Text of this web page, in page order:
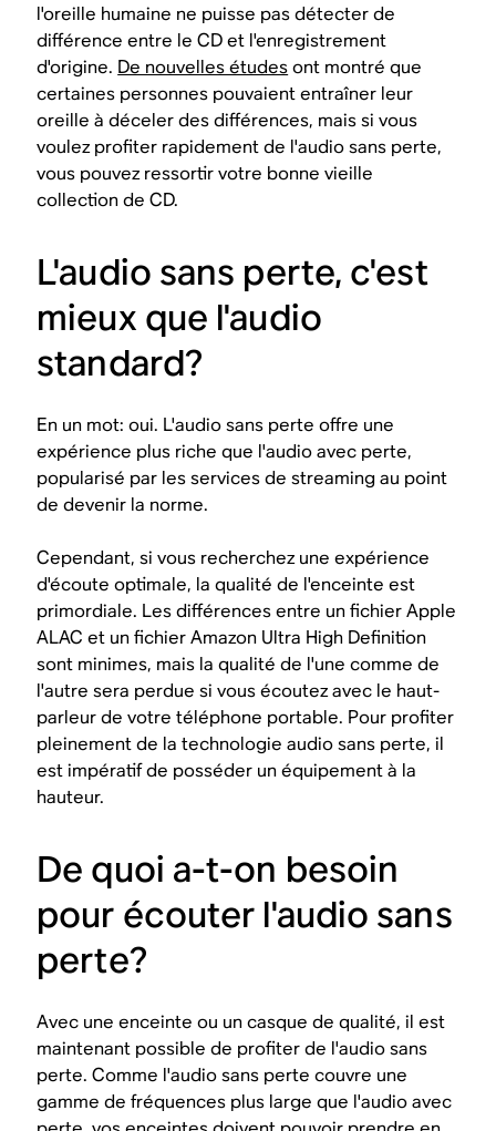
l'oreille humaine ne puisse pas détecter de
différence entre le CD et l'enregistrement
d'origine. De nouvelles étudesont montré que
certaines personnes pouvaient entraîner leur
oreille à déceler des différences, mais si vous
voulez profiter rapidement de l'audio sans perte,
vous pouvez ressortir votre bonne vieille
collection de CD.
L'audio sans perte, c'est
mieux que l'audio
standard?
En un mot: oui. L'audio sans perte offre une
expérience plus riche que l'audio avec perte,
popularisé par les services de streaming au point
de devenir la norme.
Cependant, si vous recherchez une expérience
d'écoute optimale, la qualité de l'enceinte est
primordiale. Les différences entre un fichier Apple
ALAC et un fichier Amazon Ultra High Definition
sont minimes, mais la qualité de l'une comme de
l'autre sera perdue si vous écoutez avec le haut-
parleur de votre téléphone portable. Pour profiter
pleinement de la technologie audio sans perte, il
est impératif de posséder un équipement à la
hauteur.
De quoi a-t-on besoin
pour écouter l'audio sans
perte?
Avec une enceinte ou un casque de qualité, il est
maintenant possible de profiter de l'audio sans
perte. Comme l'audio sans perte couvre une
gamme de fréquences plus large que l'audio avec